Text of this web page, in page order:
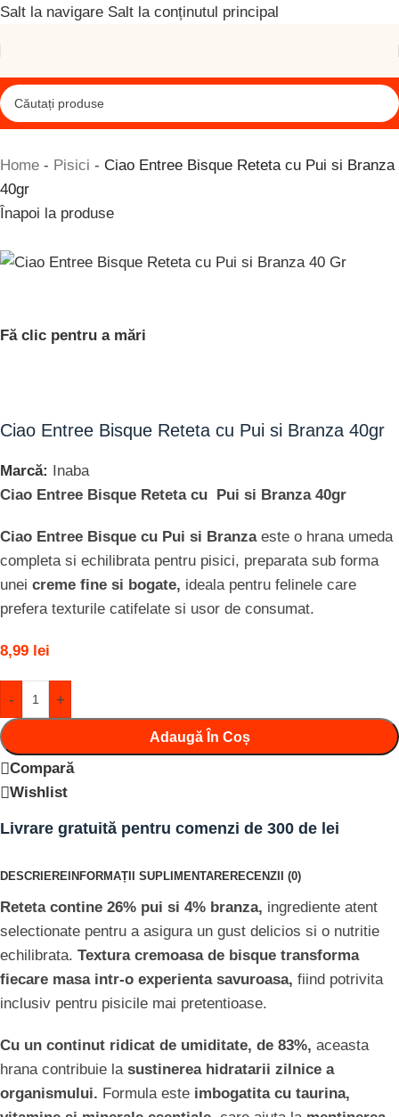
Salt la navigare Salt la conținutul principal
Home - Pisici - Ciao Entree Bisque Reteta cu Pui si Branza
40gr
Înapoi la produse
Fă clic pentru a mări
Ciao Entree Bisque Reteta cu Pui si Branza 40gr
Marcă: Inaba
Ciao Entree Bisque Reteta cu Pui si Branza 40gr
Ciao Entree Bisque cu Pui si Branzaeste o hrana umeda
completa si echilibrata pentru pisici, preparata sub forma
unei creme fine si bogate, ideala pentru felinele care
prefera texturile catifelate si usor de consumat.
8,99 lei
- +
Adaugă În Coș
Compară
Wishlist
Livrare gratuită pentru comenzi de 300 de lei
DESCRIERE INFORMAȚII SUPLIMENTARERECENZII (0)
Reteta contine 26% pui si 4% branza, ingrediente atent
selectionate pentru a asigura un gust delicios si o nutritie
echilibrata. Textura cremoasa de bisque transforma
fiecare masa intr-o experienta savuroasa, fiind potrivita
inclusiv pentru pisicile mai pretentioase.
Cu un continut ridicat de umiditate, de 83%, aceasta
hrana contribuie la sustinerea hidratarii zilnice a
organismului. Formula este imbogatita cu taurina,